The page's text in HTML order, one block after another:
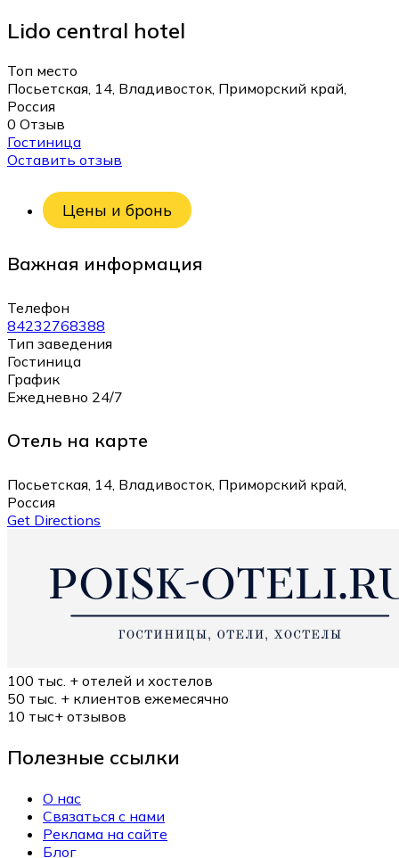
Lido central hotel
Топ место
Посьетская, 14, Владивосток, Приморский край,
Россия
0 Отзыв
Гостиница
Оставить отзыв
Цены и бронь
Важная информация
Телефон
84232768388
Тип заведения
Гостиница
График
Ежедневно 24/7
Отель на карте
Посьетская, 14, Владивосток, Приморский край,
Россия
Get Directions
100 тыс. + отелей и хостелов
50 тыс. + клиентов ежемесячно
10 тыс+ отзывов
Полезные ссылки
О нас
Связаться с нами
Реклама на сайте
Блог